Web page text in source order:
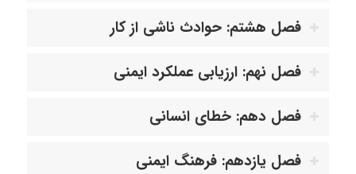
فصل هشتم: حوادث ناشی از کار
فصل نهم: ارزیابی عملکرد ایمنی
فصل دهم: خطای انسانی
فصل یازدهم: فرهنگ ایمنی